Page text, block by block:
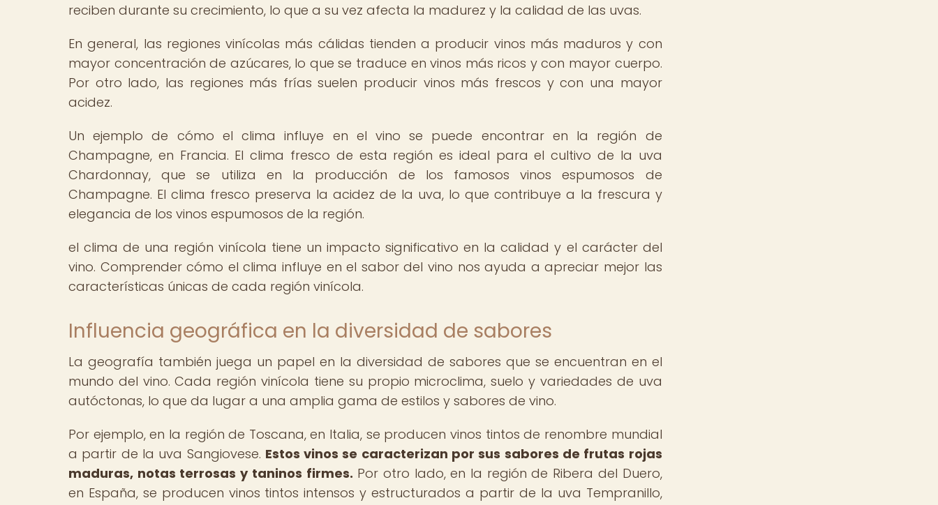
reciben durante su crecimiento, lo que a su vez afecta la madurez y la calidad de las uvas.
En general, las regiones vinícolas más cálidas tienden a producir vinos más maduros y con
mayor concentración de azúcares, lo que se traduce en vinos más ricos y con mayor cuerpo.
Por otro lado, las regiones más frías suelen producir vinos más frescos y con una mayor
acidez.
Un ejemplo de cómo el clima influye en el vino se puede encontrar en la región de
Champagne, en Francia. El clima fresco de esta región es ideal para el cultivo de la uva
Chardonnay, que se utiliza en la producción de los famosos vinos espumosos de
Champagne. El clima fresco preserva la acidez de la uva, lo que contribuye a la frescura y
elegancia de los vinos espumosos de la región.
el clima de una región vinícola tiene un impacto significativo en la calidad y el carácter del
vino. Comprender cómo el clima influye en el sabor del vino nos ayuda a apreciar mejor las
características únicas de cada región vinícola.
Influencia geográfica en la diversidad de sabores
La geografía también juega un papel en la diversidad de sabores que se encuentran en el
mundo del vino. Cada región vinícola tiene su propio microclima, suelo y variedades de uva
autóctonas, lo que da lugar a una amplia gama de estilos y sabores de vino.
Por ejemplo, en la región de Toscana, en Italia, se producen vinos tintos de renombre mundial
a partir de la uva Sangiovese. Estos vinos se caracterizan por sus sabores de frutas rojas
maduras, notas terrosas y taninos firmes. Por otro lado, en la región de Ribera del Duero,
en España, se producen vinos tintos intensos y estructurados a partir de la uva Tempranillo,